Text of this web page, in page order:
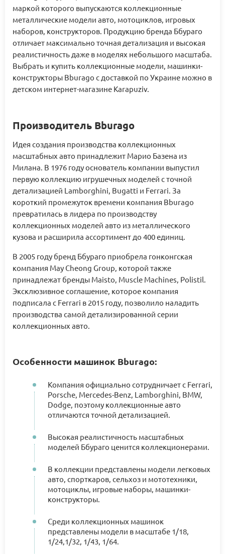
маркой которого выпускаются коллекционные
металлические модели авто, мотоциклов, игровых
наборов, конструкторов. Продукцию бренда Ббураго
отличает максимально точная детализация и высокая
реалистичность даже в моделях небольшого масштаба.
Выбрать и купить коллекционные модели, машинки-
конструкторы Bburago с доставкой по Украине можно в
детском интернет-магазине Karapuziv.
Производитель Bburago
Идея создания производства коллекционных
масштабных авто принадлежит Марио Базена из
Милана. В 1976 году основатель компании выпустил
первую коллекцию игрушечных моделей с точной
детализацией Lamborghini, Bugatti и Ferrari. За
короткий промежуток времени компания Bburago
превратилась в лидера по производству
коллекционных моделей авто из металлического
кузова и расширила ассортимент до 400 единиц.
В 2005 году бренд Ббураго приобрела гонконгская
компания May Cheong Group, которой также
принадлежат бренды Maisto, Muscle Machines, Polistil.
Эксклюзивное соглашение, которое компания
подписала с Ferrari в 2015 году, позволило наладить
производства самой детализированной серии
коллекционных авто.
Особенности машинок Bburago:
Компания официально сотрудничает с Ferrari,
Porsche, Mercedes-Benz, Lamborghini, BMW,
Dodge, поэтому коллекционные авто
отличаются точной детализацией.
Высокая реалистичность масштабных
моделей Ббураго ценится коллекционерами.
В коллекции представлены модели легковых
авто, спорткаров, сельхоз и мототехники,
мотоциклы, игровые наборы, машинки-
конструкторы.
Среди коллекционных машинок
представлены модели в масштабе 1/18,
1/24,1/32, 1/43, 1/64.